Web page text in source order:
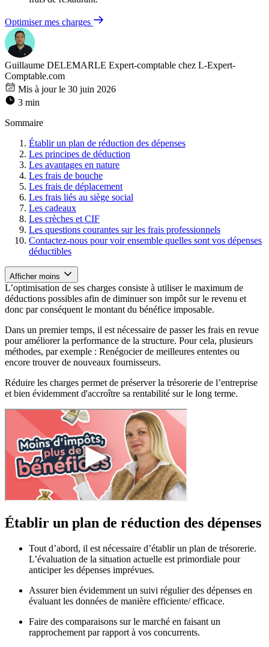
Optimiser mes charges
Guillaume DELEMARLE Expert-comptable chez L-Expert-
Comptable.com
Mis à jour le 30 juin 2026
3 min
Sommaire
Établir un plan de réduction des dépenses
Les principes de déduction
Les avantages en nature
Les frais de bouche
Les frais de déplacement
Les frais liés au siège social
Les cadeaux
Les crèches et CIF
Les questions courantes sur les frais professionnels
Contactez-nous pour voir ensemble quelles sont vos dépenses
déductibles
Afficher moins
L’optimisation de ses charges consiste à utiliser le maximum de
déductions possibles afin de diminuer son impôt sur le revenu et
donc par conséquent le montant du bénéfice imposable.
Dans un premier temps, il est nécessaire de passer les frais en revue
pour améliorer la performance de la structure. Pour cela, plusieurs
méthodes, par exemple : Renégocier de meilleures ententes ou
encore trouver de nouveaux fournisseurs.
Réduire les charges permet de préserver la trésorerie de l’entreprise
et bien évidemment d'accroître sa rentabilité sur le long terme.
Établir un plan de réduction des dépenses
Tout d’abord, il est nécessaire d’établir un plan de trésorerie.
L’évaluation de la situation actuelle est primordiale pour
anticiper les dépenses imprévues.
Assurer bien évidemment un suivi régulier des dépenses en
évaluant les données de manière efficiente/ efficace.
Faire des comparaisons sur le marché en faisant un
rapprochement par rapport à vos concurrents.